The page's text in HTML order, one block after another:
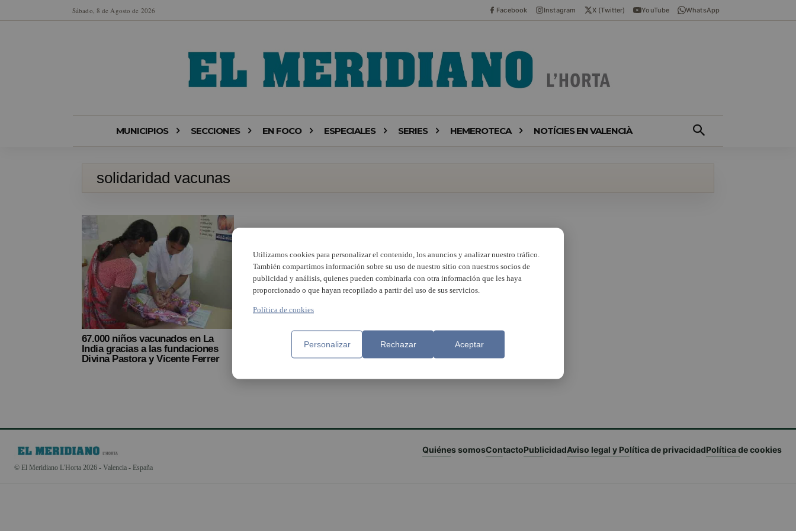
Sábado, 8 de Agosto de 2026 Facebook Instagram X (Twitter) YouTube WhatsApp
MUNICIPIOS SECCIONES EN FOCO ESPECIALES SERIES HEMEROTECA NOTÍCIES EN VALENCIÀ
solidaridad vacunas
67.000 niños vacunados en La
India gracias a las fundaciones
Divina Pastora y Vicente Ferrer
© El Meridiano L'Horta 2026 - Valencia - España
Quiénes somosContactoPublicidadAviso legal y Política de privacidadPolítica de cookies
Utilizamos cookies para personalizar el contenido, los anuncios y analizar nuestro tráfico.
También compartimos información sobre su uso de nuestro sitio con nuestros socios de
publicidad y análisis, quienes pueden combinarla con otra información que les haya
proporcionado o que hayan recopilado a partir del uso de sus servicios.
Política de cookies
Personalizar Rechazar Aceptar